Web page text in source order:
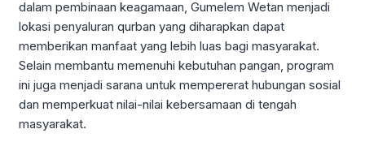
dalam pembinaan keagamaan, Gumelem Wetan menjadi
lokasi penyaluran qurban yang diharapkan dapat
memberikan manfaat yang lebih luas bagi masyarakat.
Selain membantu memenuhi kebutuhan pangan, program
ini juga menjadi sarana untuk mempererat hubungan sosial
dan memperkuat nilai-nilai kebersamaan di tengah
masyarakat.